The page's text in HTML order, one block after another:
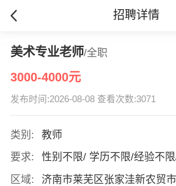
招聘详情
美术专业老师/全职
3000-4000元
发布时间:2026-08-08 查看次数:3071
类别:
教师
要求:
性别不限/ 学历不限/经验不
区域:
济南市莱芜区张家洼新农贸